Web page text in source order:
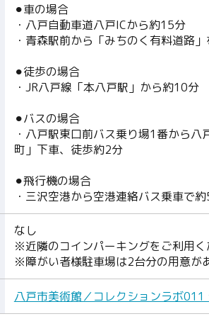
⚫︎車の場合
・八戸自動車道八戸ICから約15分
・青森駅前から「みちのく有料道路
⚫︎徒歩の場合
・JR八戸線「本八戸駅」から約10分
⚫︎バスの場合
・八戸駅東口前バス乗り場1番から
町」下車、徒歩約2分
⚫︎飛行機の場合
・三沢空港から空港連絡バス乗車で
なし
※近隣のコインパーキングをご利用く
※障がい者様駐車場は2台分の用意が
八戸市美術館／コレクションラボ011